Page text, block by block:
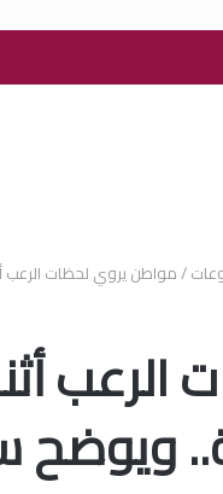
/مواطن يروي لحظات الرعب أثناء إنقاذه وصديقه 3 أطفال من
ويوضح